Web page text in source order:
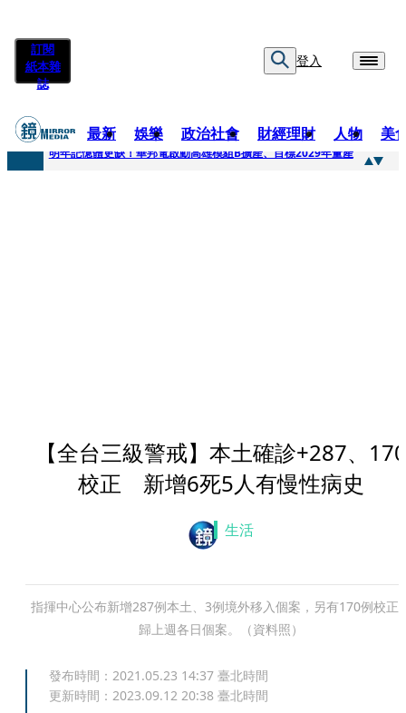
訂閱
紙本雜
誌
登入
最新 娛樂 政治社會 財經理財 人物 美
快訊
明年記憶體更缺！華邦電啟動高雄模組B擴產、目標2029年量產
【全台三級警戒】本土確診+287、170
校正 新增6死5人有慢性病史
生活
指揮中心公布新增287例本土、3例境外移入個案，另有170例校正
歸上週各日個案。（資料照）
發布時間： 2021.05.23 14:37 臺北時間
更新時間： 2023.09.12 20:38 臺北時間